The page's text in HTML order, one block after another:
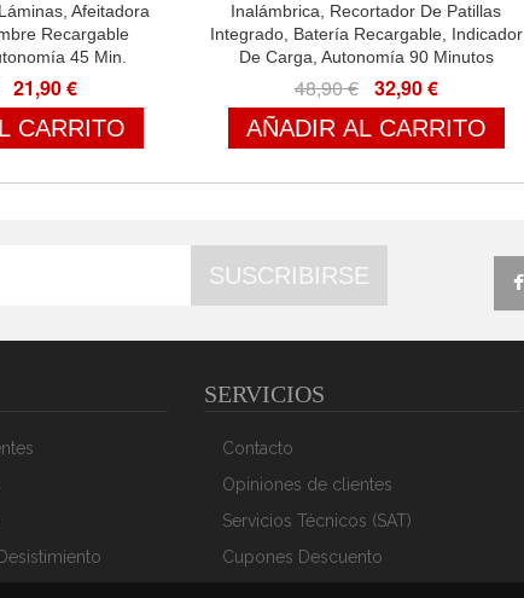
Afeitadora
Recargable
45 Min.
21,90 €
CARRITO
Inalámbrica, Recortador De Patillas
Integrado, Batería Recargable, Indicador
De Carga, Autonomía 90 Minutos
48,90 € 32,90 €
AÑADIR AL CARRITO
SUSCRIBIRSE
SERVICIOS
Contacto
Opiniones de clientes
Servicios Técnicos (SAT)
Cupones Descuento